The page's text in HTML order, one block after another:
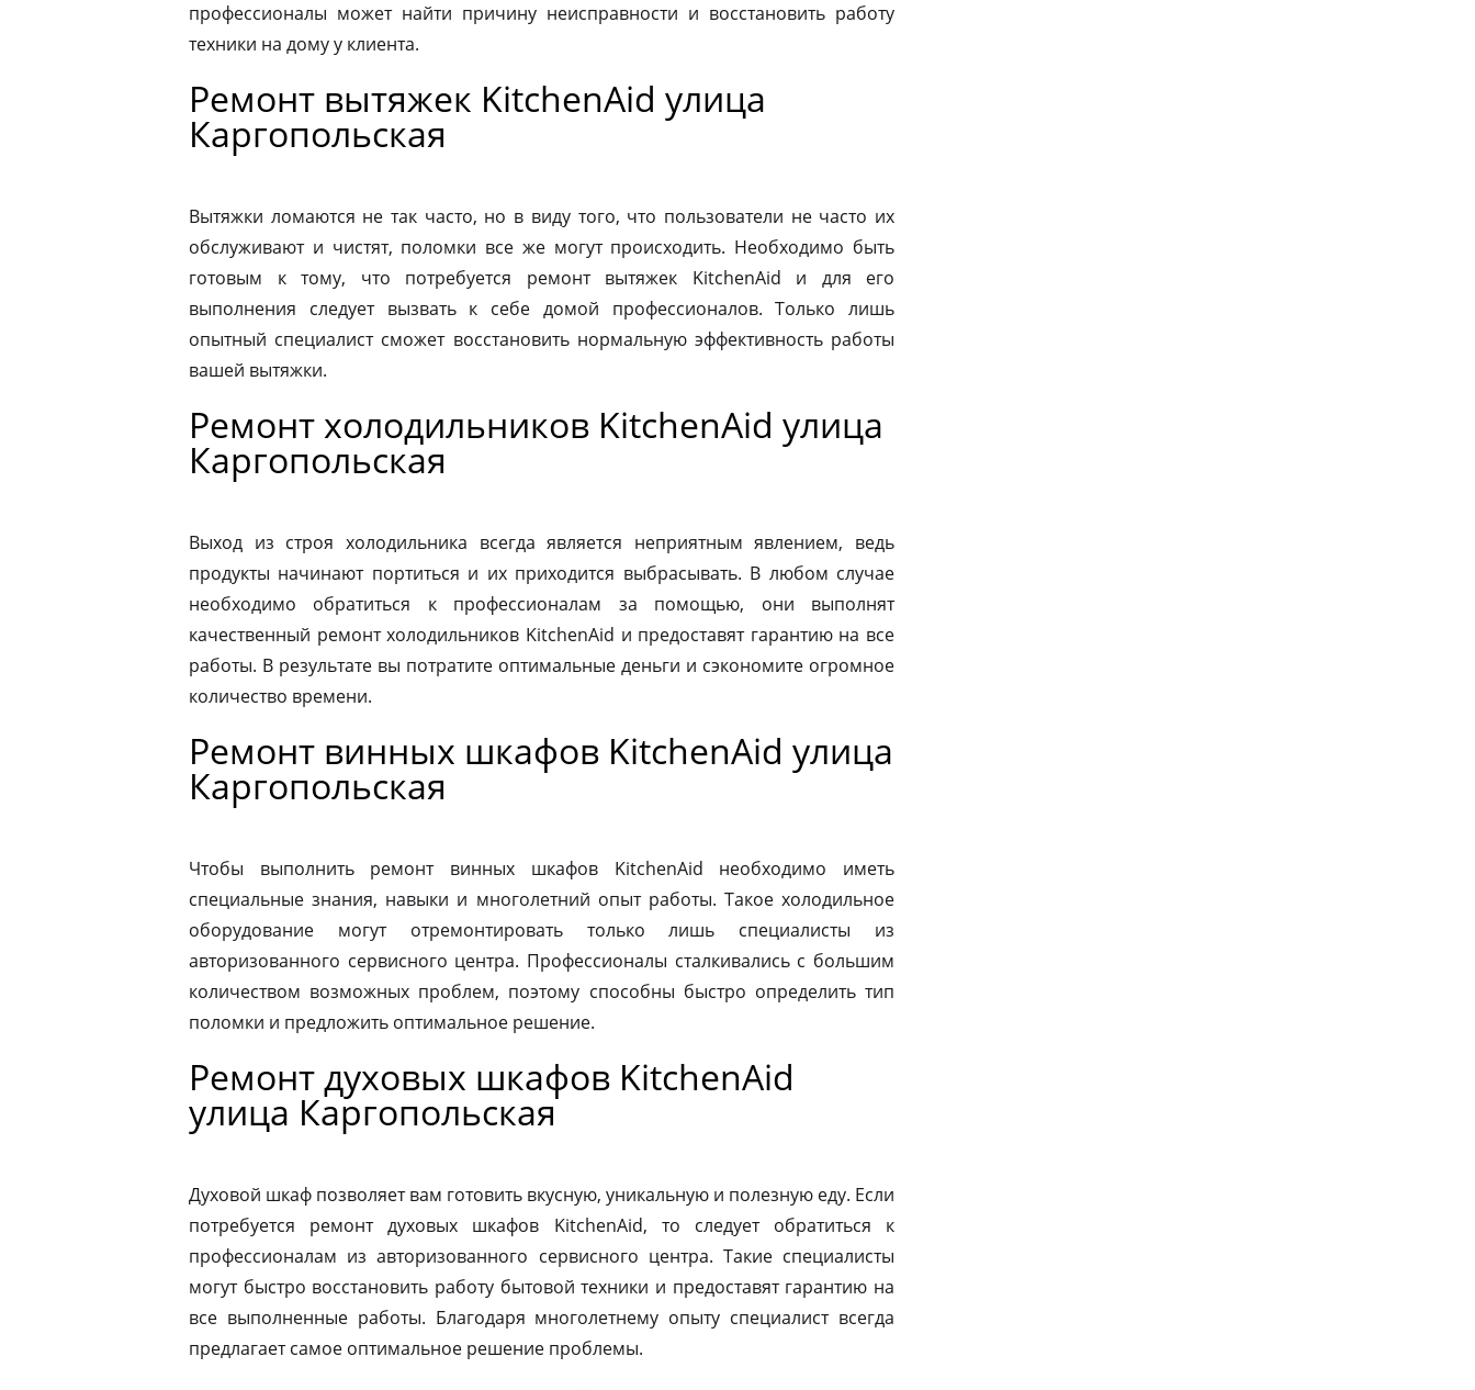
профессионалы может найти причину неисправности и восстановить работу
техники на дому у клиента.
Ремонт вытяжек KitchenAid улица
Каргопольская
Вытяжки ломаются не так часто, но в виду того, что пользователи не часто их
обслуживают и чистят, поломки все же могут происходить. Необходимо быть
готовым к тому, что потребуется ремонт вытяжек KitchenAid и для его
выполнения следует вызвать к себе домой профессионалов. Только лишь
опытный специалист сможет восстановить нормальную эффективность работы
вашей вытяжки.
Ремонт холодильников KitchenAid улица
Каргопольская
Выход из строя холодильника всегда является неприятным явлением, ведь
продукты начинают портиться и их приходится выбрасывать. В любом случае
необходимо обратиться к профессионалам за помощью, они выполнят
качественный ремонт холодильников KitchenAid и предоставят гарантию на все
работы. В результате вы потратите оптимальные деньги и сэкономите огромное
количество времени.
Ремонт винных шкафов KitchenAid улица
Каргопольская
Чтобы выполнить ремонт винных шкафов KitchenAid необходимо иметь
специальные знания, навыки и многолетний опыт работы. Такое холодильное
оборудование могут отремонтировать только лишь специалисты из
авторизованного сервисного центра. Профессионалы сталкивались с большим
количеством возможных проблем, поэтому способны быстро определить тип
поломки и предложить оптимальное решение.
Ремонт духовых шкафов KitchenAid
улица Каргопольская
Духовой шкаф позволяет вам готовить вкусную, уникальную и полезную еду. Если
потребуется ремонт духовых шкафов KitchenAid, то следует обратиться к
профессионалам из авторизованного сервисного центра. Такие специалисты
могут быстро восстановить работу бытовой техники и предоставят гарантию на
все выполненные работы. Благодаря многолетнему опыту специалист всегда
предлагает самое оптимальное решение проблемы.